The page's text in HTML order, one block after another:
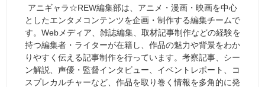
アニギャラ☆REW編集部は、アニメ・漫画・映画を中心
としたエンタメコンテンツを企画・制作する編集チームで
す。Webメディア、雑誌編集、取材記事制作などの経験を
持つ編集者・ライターが在籍し、作品の魅力や背景をわか
りやすく伝える記事制作を行っています。考察記事、シー
ン解説、声優・監督インタビュー、イベントレポート、コ
スプレカルチャーなど、作品を取り巻く情報を多角的に発